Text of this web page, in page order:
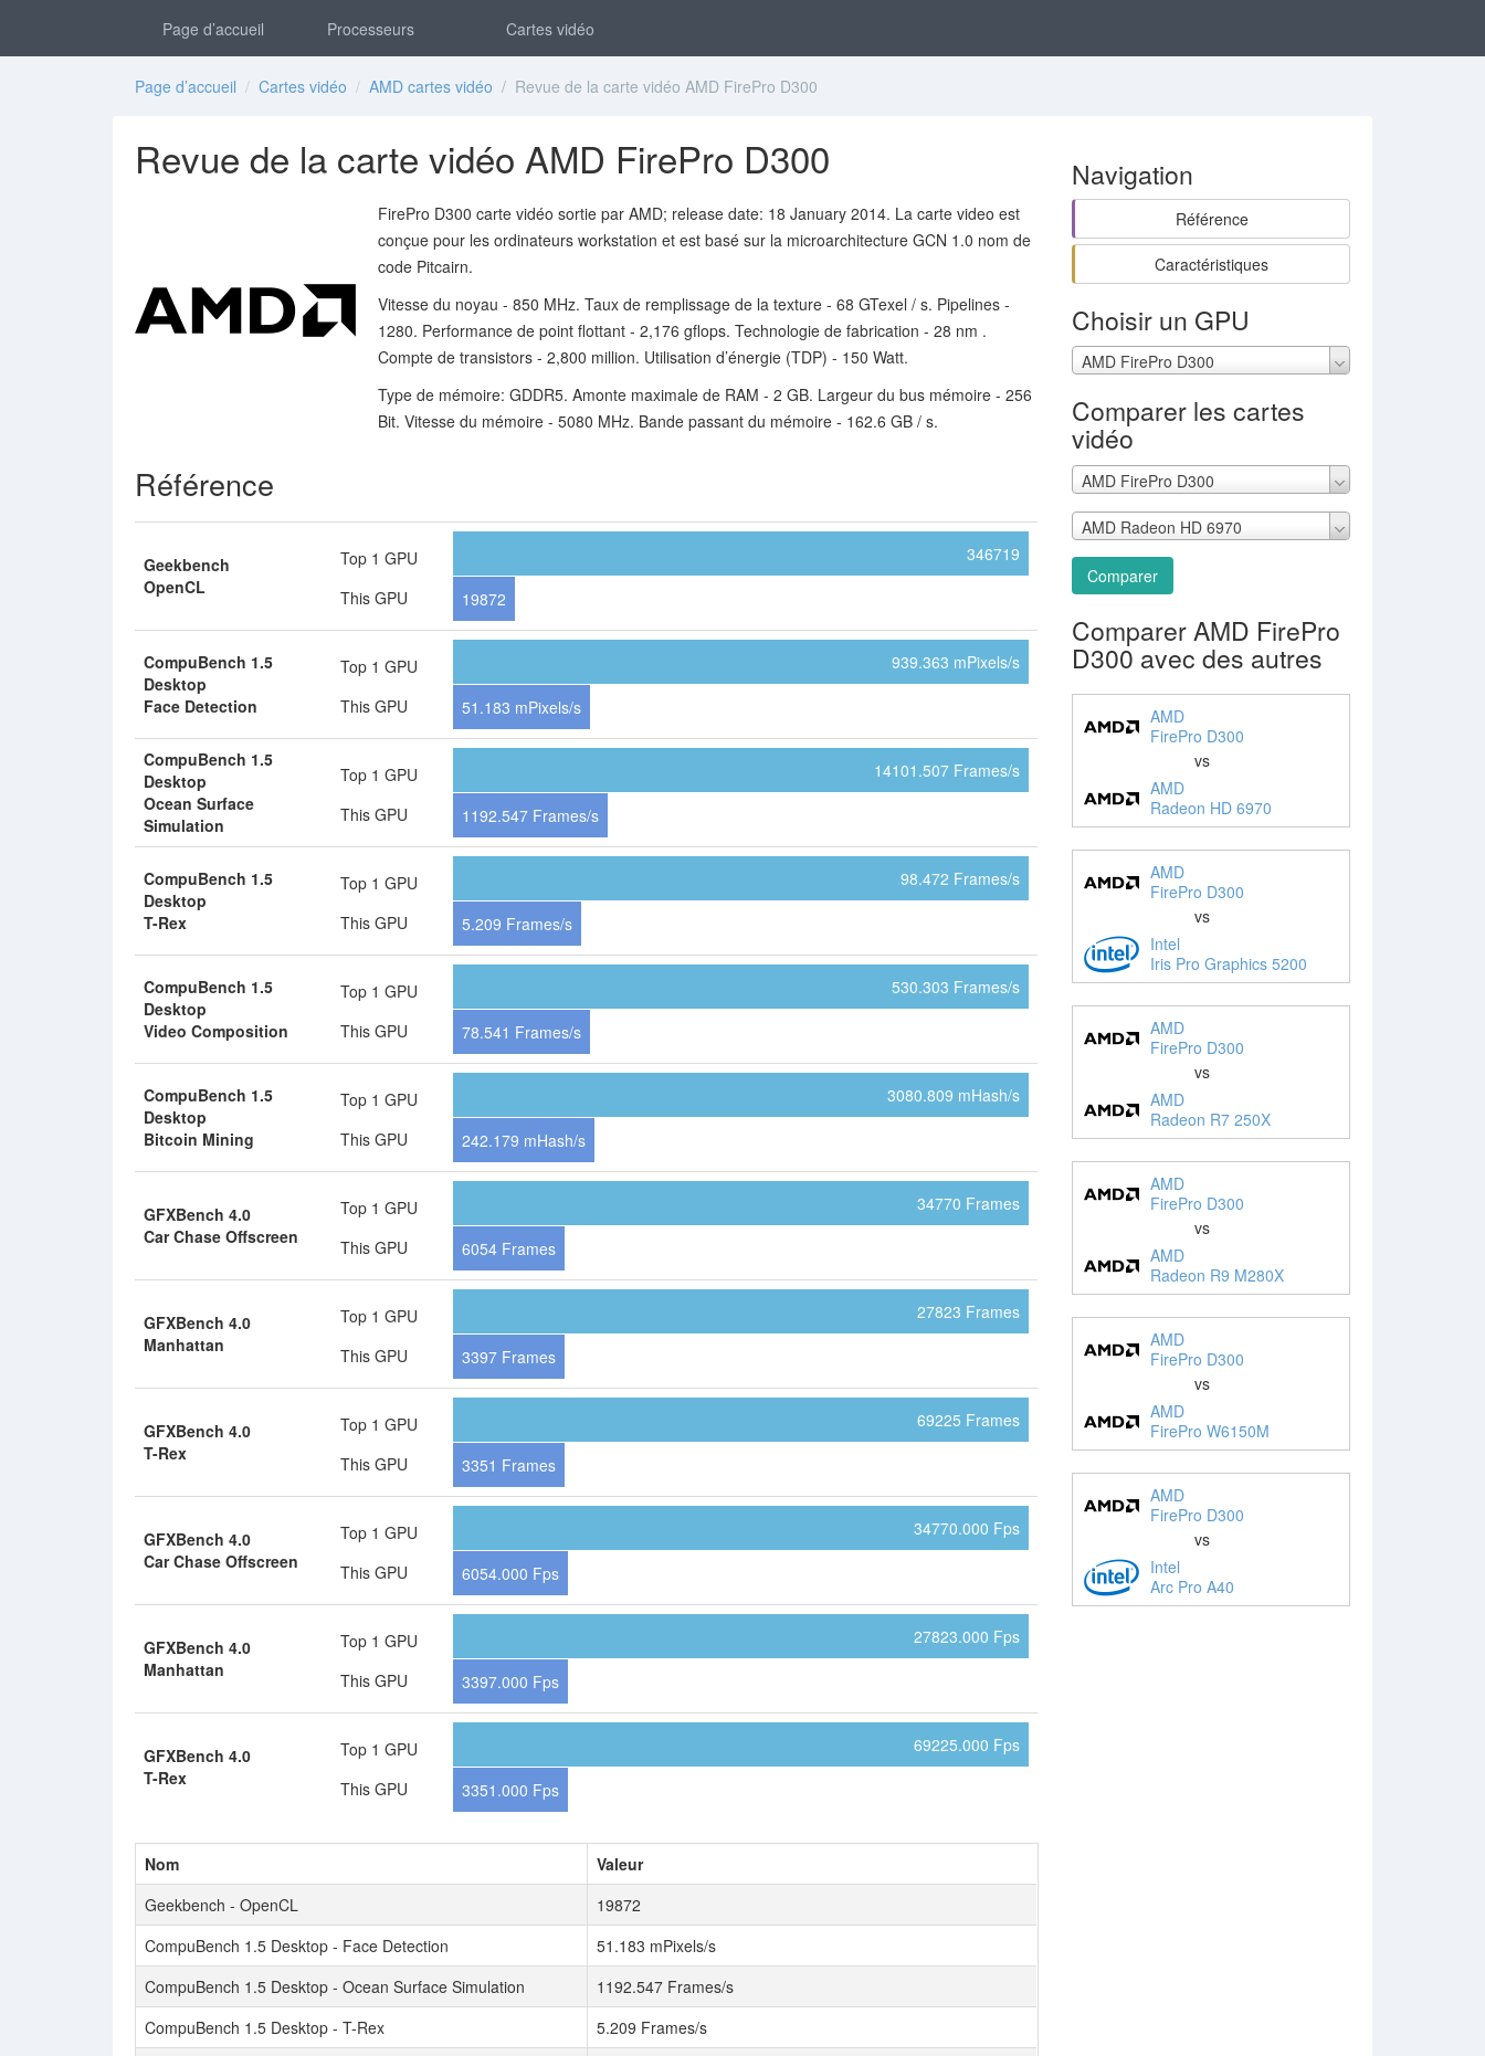
Page d’accueil Processeurs Cartes vidéo
Page d’accueil / Cartes vidéo / AMD cartes vidéo / Revue de la carte vidéo AMD FirePro D300
Revue de la carte vidéo AMD FirePro D300
FirePro D300 carte vidéo sortie par AMD; release date: 18 January 2014. La carte video est
conçue pour les ordinateurs workstation et est basé sur la microarchitecture GCN 1.0 nom de
code Pitcairn.
Vitesse du noyau - 850 MHz. Taux de remplissage de la texture - 68 GTexel / s. Pipelines -
1280. Performance de point flottant - 2,176 gflops. Technologie de fabrication - 28 nm .
Compte de transistors - 2,800 million. Utilisation d’énergie (TDP) - 150 Watt.
Type de mémoire: GDDR5. Amonte maximale de RAM - 2 GB. Largeur du bus mémoire - 256
Bit. Vitesse du mémoire - 5080 MHz. Bande passant du mémoire - 162.6 GB / s.
Référence
Geekbench
OpenCL
Top 1 GPU
This GPU
346719
19872
CompuBench 1.5
Desktop
Face Detection
Top 1 GPU
This GPU
939.363 mPixels/s
51.183 mPixels/s
CompuBench 1.5
Desktop
Ocean Surface
Simulation
Top 1 GPU
This GPU
14101.507 Frames/s
1192.547 Frames/s
CompuBench 1.5
Desktop
T-Rex
Top 1 GPU
This GPU
98.472 Frames/s
5.209 Frames/s
CompuBench 1.5
Desktop
Video Composition
Top 1 GPU
This GPU
530.303 Frames/s
78.541 Frames/s
CompuBench 1.5
Desktop
Bitcoin Mining
Top 1 GPU
This GPU
3080.809 mHash/s
242.179 mHash/s
GFXBench 4.0
Car Chase Offscreen
Top 1 GPU
This GPU
34770 Frames
6054 Frames
GFXBench 4.0
Manhattan
Top 1 GPU
This GPU
27823 Frames
3397 Frames
GFXBench 4.0
T-Rex
Top 1 GPU
This GPU
69225 Frames
3351 Frames
GFXBench 4.0
Car Chase Offscreen
Top 1 GPU
This GPU
34770.000 Fps
6054.000 Fps
GFXBench 4.0
Manhattan
Top 1 GPU
This GPU
27823.000 Fps
3397.000 Fps
GFXBench 4.0
T-Rex
Top 1 GPU
This GPU
69225.000 Fps
3351.000 Fps
Nom
Valeur
Geekbench - OpenCL
19872
CompuBench 1.5 Desktop - Face Detection
51.183 mPixels/s
CompuBench 1.5 Desktop - Ocean Surface Simulation
1192.547 Frames/s
CompuBench 1.5 Desktop - T-Rex
5.209 Frames/s
Navigation
Référence
Caractéristiques
Choisir un GPU
AMD FirePro D300
Comparer les cartes
vidéo
AMD FirePro D300
AMD Radeon HD 6970
Comparer
Comparer AMD FirePro
D300 avec des autres
AMD
FirePro D300
vs
AMD
Radeon HD 6970
AMD
FirePro D300
vs
Intel
Iris Pro Graphics 5200
AMD
FirePro D300
vs
AMD
Radeon R7 250X
AMD
FirePro D300
vs
AMD
Radeon R9 M280X
AMD
FirePro D300
vs
AMD
FirePro W6150M
AMD
FirePro D300
vs
Intel
Arc Pro A40